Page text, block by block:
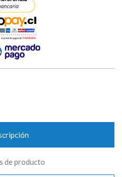
de producto